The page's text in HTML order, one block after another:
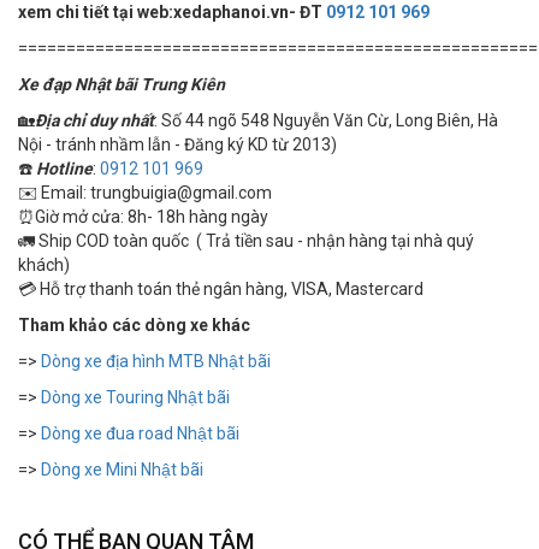
xem chi tiết tại web:xedaphanoi.vn- ĐT 0912 101 969
Xe đạp Nhật bãi Trung Kiên
🏡Địa chỉ duy nhất: Số 44 ngõ 548 Nguyễn Văn Cừ, Long Biên, Hà
Nội - tránh nhầm lẫn - Đăng ký KD từ 2013)
☎️ Hotline: 0912 101 969
✉️ Email: trungbuigia@gmail.com
⏰Giờ mở cửa: 8h- 18h hàng ngày
🚛 Ship COD toàn quốc ( Trả tiền sau - nhận hàng tại nhà quý
khách)
💳 Hỗ trợ thanh toán thẻ ngân hàng, VISA, Mastercard
Tham khảo các dòng xe khác
=> Dòng xe địa hình MTB Nhật bãi
=> Dòng xe Touring Nhật bãi
=> Dòng xe đua road Nhật bãi
=> Dòng xe Mini Nhật bãi
CÓ THỂ BẠN QUAN TÂM